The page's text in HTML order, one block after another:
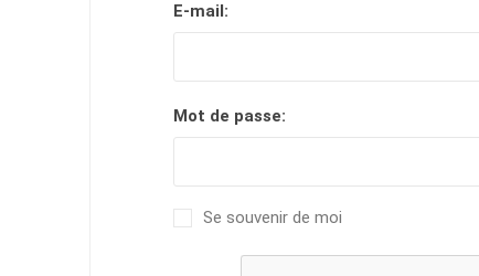
E-mail:
Mot de passe:
Se souvenir de moi